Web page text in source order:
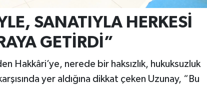
SANATIYLA HERKESİ
GETİRDİ”
Hakkâri’ye, nerede bir haksızlık, hukuksuzluk
yer aldığına dikkat çeken Uzunay, “Bu